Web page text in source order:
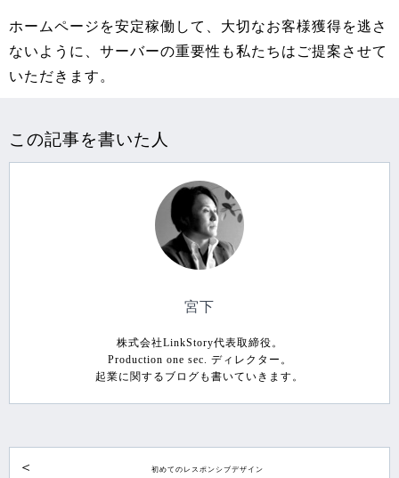
ホームページを安定稼働して、大切なお客様獲得を逃さ
ないように、サーバーの重要性も私たちはご提案させて
いただきます。
この記事を書いた人
宮下
株式会社LinkStory代表取締役。
Production one sec. ディレクター。
起業に関するブログも書いていきます。
初めてのレスポンシブデザイン